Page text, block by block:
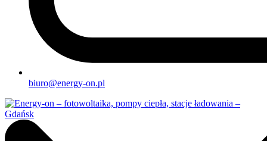
biuro@energy-on.pl